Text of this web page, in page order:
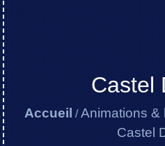
Castel
Accueil /Animations &
Castel